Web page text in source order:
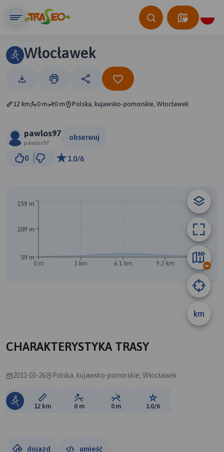
Włocławek
12 km 0 m 0 m Polska, kujawsko-pomorskie, Włocławek
pawlos97
pawlos97
obserwuj
0 1.0/6
km
0 m 3 km 6.1 km 9.2 km 12 km
59 m
109 m
159 m
CHARAKTERYSTYKA TRASY
2011-03-26 Polska, kujawsko-pomorskie, Włocławek
Długość trasy:
12 km Suma przewyższeń:
0 m Suma spadków:
0 m Ocena trasy:
1.0/6
dojazd umieść